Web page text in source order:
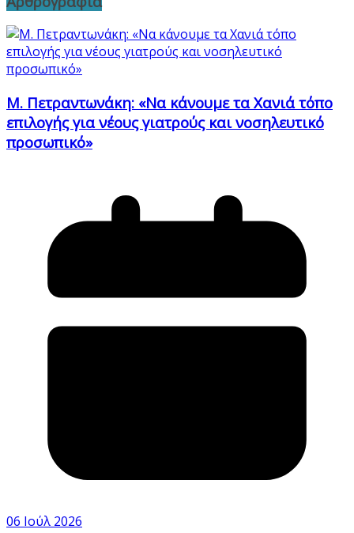
Μ. Πετραντωνάκη: «Να κάνουμε τα Χανιά τόπο
επιλογής για νέους γιατρούς και νοσηλευτικό
προσωπικό»
06 Ιούλ 2026